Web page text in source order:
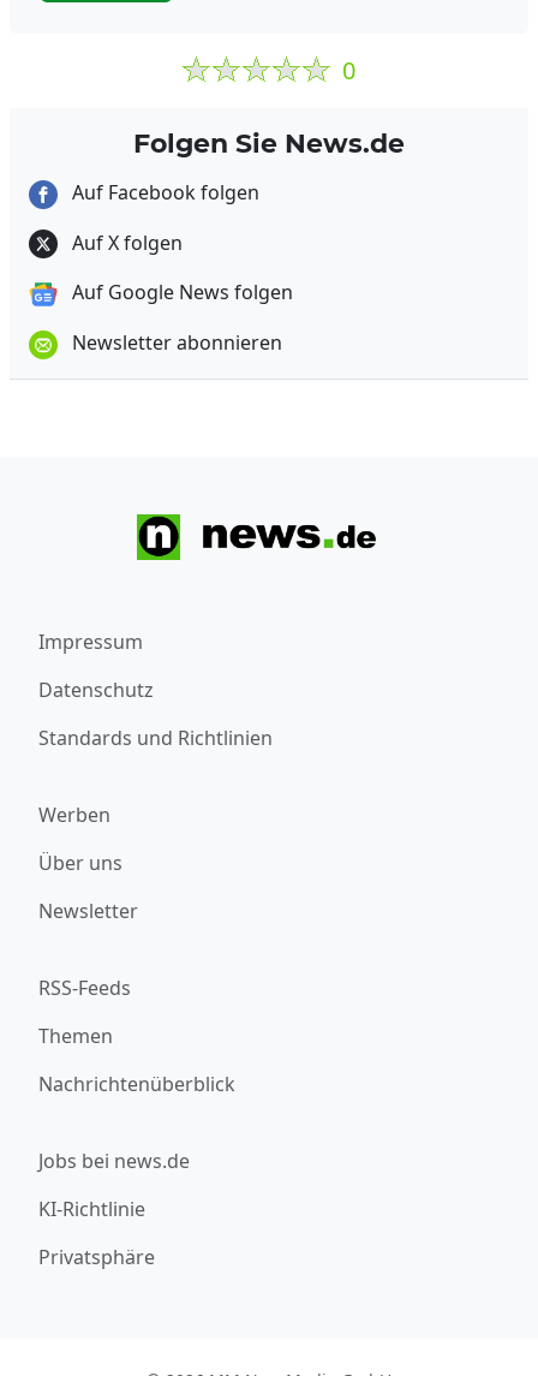
0
Folgen Sie News.de
Auf Facebook folgen
Auf X folgen
Auf Google News folgen
Newsletter abonnieren
Impressum
Datenschutz
Standards und Richtlinien
Werben
Über uns
Newsletter
RSS-Feeds
Themen
Nachrichtenüberblick
Jobs bei news.de
KI-Richtlinie
Privatsphäre